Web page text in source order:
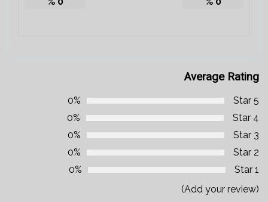
Average Rating
5 Star
0%
4 Star
0%
3 Star
0%
2 Star
0%
1 Star
0%
(Add your review)